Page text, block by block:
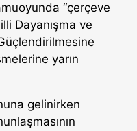
“çerçeve
Dayanışma ve
yarın
gelinirken